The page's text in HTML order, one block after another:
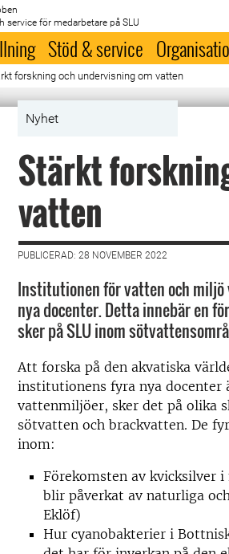
service för medarbetare på SLU
Stöd & service
forskning och undervisning om vatten
Nyhet
Stärkt
vatten
PUBLICERAD: 28 NOVEMBER 2022
Institutionen för vatten och
nya docenter. Detta innebär en
sker på SLU inom
Att forska på den akvatiska
institutionens fyra nya docenter
vattenmiljöer, sker det på olika
sötvatten och brackvatten. De
inom:
Förekomsten av kvicksilver
blir påverkat av naturliga
Eklöf)
Hur cyanobakterier i